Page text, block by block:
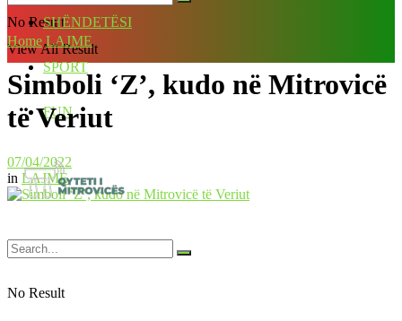
No Result
View All Result
SHËNDETËSI
SPORT
FUN
No Result
Home LAJME
Simboli ‘Z’, kudo në Mitrovicë
të Veriut
07/04/2022
in LAJME